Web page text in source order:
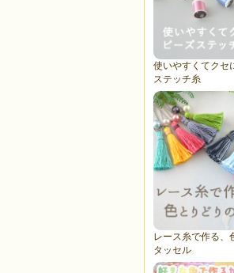
使いやすくてクセ
ステッチ糸
レース糸で作る、
タッセル